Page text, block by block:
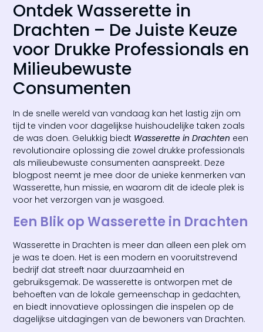
Ontdek Wasserette in
Drachten – De Juiste Keuze
voor Drukke Professionals en
Milieubewuste
Consumenten
In de snelle wereld van vandaag kan het lastig zijn om
tijd te vinden voor dagelijkse huishoudelijke taken zoals
de was doen. Gelukkig biedt Wasserette in Drachten een
revolutionaire oplossing die zowel drukke professionals
als milieubewuste consumenten aanspreekt. Deze
blogpost neemt je mee door de unieke kenmerken van
Wasserette, hun missie, en waarom dit de ideale plek is
voor het verzorgen van je wasgoed.
Een Blik op Wasserette in Drachten
Wasserette in Drachten is meer dan alleen een plek om
je was te doen. Het is een modern en vooruitstrevend
bedrijf dat streeft naar duurzaamheid en
gebruiksgemak. De wasserette is ontworpen met de
behoeften van de lokale gemeenschap in gedachten,
en biedt innovatieve oplossingen die inspelen op de
dagelijkse uitdagingen van de bewoners van Drachten.